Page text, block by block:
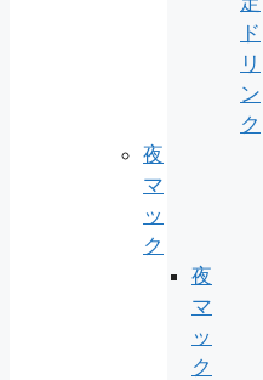
ド
リ
ン
ク
夜
マ
ッ
ク
夜
マ
ッ
ク